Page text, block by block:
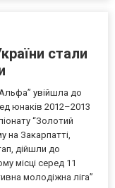
стали
увійшла до
юнаків 2012–2013
“Золотий
на Закарпатті,
дійшли до
місці серед 11
молодіжна ліга”